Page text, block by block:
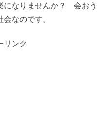
になりませんか？ 会おう
なのです。
リンク